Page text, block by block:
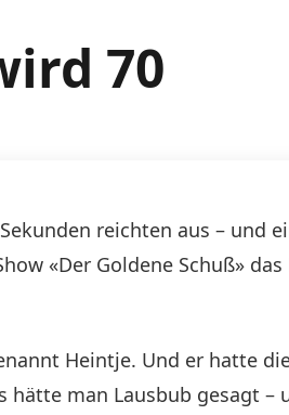
70
reichten aus – und
«Der Goldene Schuß»
Heintje. Und er hatte
hätte man Lausbub gesagt